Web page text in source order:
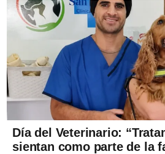
Día del Veterinario:
sientan como parte de la